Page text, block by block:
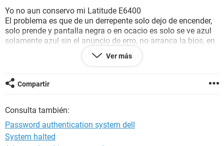
Yo no aun conservo mi Latitude E6400
El problema es que de un derrepente solo dejo de encender,
solo prende y pantalla negra o en ocacio es solo se ve azul
solamente azul sin el anuncio de erro, no arranca la bios, en
algunas ocacio es se llega a ver el loco de Dell pero rápido
es la única compu que tengo???? espero puedan ayudarme
Ver más
Compartir
Consulta también:
Password authentication system dell
System halted